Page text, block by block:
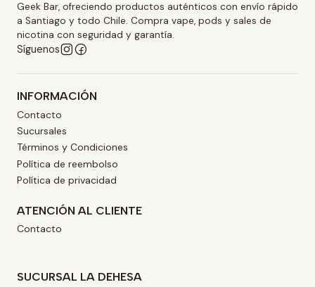
Geek Bar, ofreciendo productos auténticos con envío rápido
a Santiago y todo Chile. Compra vape, pods y sales de
nicotina con seguridad y garantía.
Síguenos
INFORMACIÓN
Contacto
Sucursales
Términos y Condiciones
Política de reembolso
Política de privacidad
ATENCIÓN AL CLIENTE
Contacto
SUCURSAL LA DEHESA